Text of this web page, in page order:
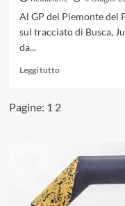
Al GP del Piemonte del
sul tracciato di Busca,
da...
Leggi tuttoLeggi
su
Cortes
beffa
Bonnal
e
Pagine: 1 2